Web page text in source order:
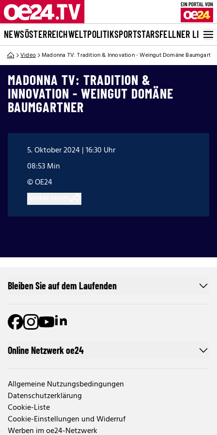
NEWSÖSTERREICHWELTPOLITIKSPORTSTARSFELLNER LIVE
Video Madonna TV: Tradition & Innovation - Weingut Domäne
MADONNA TV: TRADITION &
INNOVATION - WEINGUT DOMÄNE
BAUMGARTNER
5. Oktober 2024 | 16:30 Uhr
08:53 Min
© OE24
Online Netzwerk oe24
Allgemeine Nutzungsbedingungen
Datenschutzerklärung
Cookie-Liste
Cookie-Einstellungen und Widerruf
Werben im oe24-Netzwerk
Bleiben Sie auf dem Laufenden